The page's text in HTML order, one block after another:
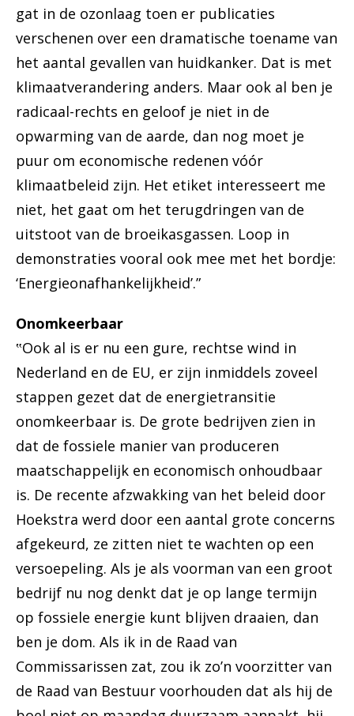
gat in de ozonlaag toen er publicaties
verschenen over een dramatische toename van
het aantal gevallen van huidkanker. Dat is met
klimaatverandering anders. Maar ook al ben je
radicaal-rechts en geloof je niet in de
opwarming van de aarde, dan nog moet je
puur om economische redenen vóór
klimaatbeleid zijn. Het etiket interesseert me
niet, het gaat om het terugdringen van de
uitstoot van de broeikasgassen. Loop in
demonstraties vooral ook mee met het bordje:
‘Energieonafhankelijkheid’.”
Onomkeerbaar
‟Ook al is er nu een gure, rechtse wind in
Nederland en de EU, er zijn inmiddels zoveel
stappen gezet dat de energietransitie
onomkeerbaar is. De grote bedrijven zien in
dat de fossiele manier van produceren
maatschappelijk en economisch onhoudbaar
is. De recente afzwakking van het beleid door
Hoekstra werd door een aantal grote concerns
afgekeurd, ze zitten niet te wachten op een
versoepeling. Als je als voorman van een groot
bedrijf nu nog denkt dat je op lange termijn
op fossiele energie kunt blijven draaien, dan
ben je dom. Als ik in de Raad van
Commissarissen zat, zou ik zo’n voorzitter van
de Raad van Bestuur voorhouden dat als hij de